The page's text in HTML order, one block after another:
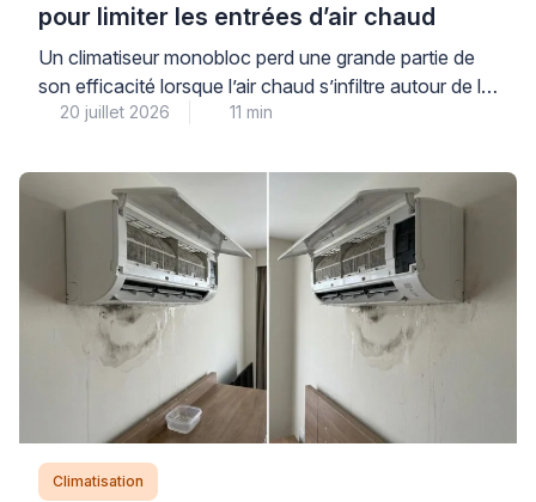
pour limiter les entrées d’air chaud
Un climatiseur monobloc perd une grande partie de
son efficacité lorsque l’air chaud s’infiltre autour de la
gaine d’évacuation : cette déperdition peut diviser par
augmenter sensiblement la consommation électrique.
Pour retrouver confort thermique et maîtrise
énergétique, la solution repose sur un calfeutrement
adapté de l’ouverture et une optimisation […]
20 juillet 2026 11 min
Climatisation